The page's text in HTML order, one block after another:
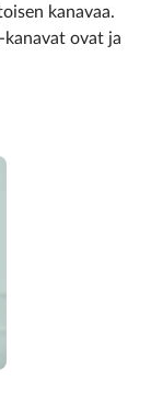
kanavaa.
ovat ja